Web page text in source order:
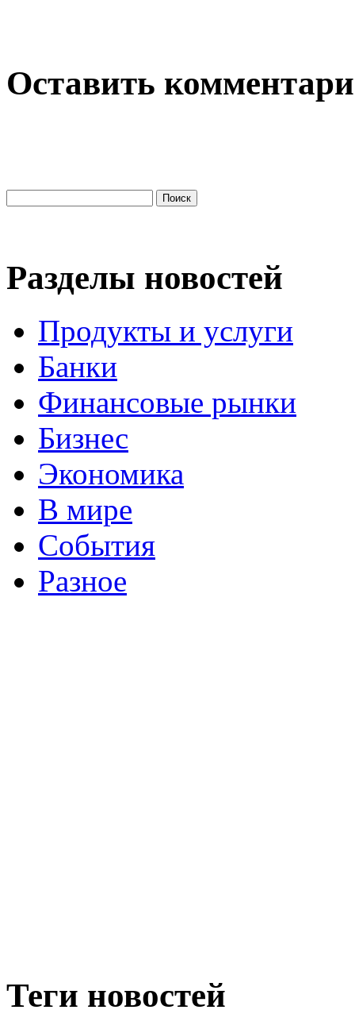
Оставить
Разделы новостей
Продукты и услуги
Банки
Финансовые рынки
Бизнес
Экономика
В мире
События
Разное
Теги новостей